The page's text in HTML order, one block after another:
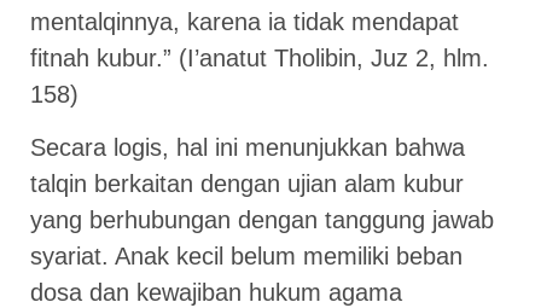
mentalqinnya, karena ia tidak mendapat
fitnah kubur.” (I’anatut Tholibin, Juz 2, hlm.
158)
Secara logis, hal ini menunjukkan bahwa
talqin berkaitan dengan ujian alam kubur
yang berhubungan dengan tanggung jawab
syariat. Anak kecil belum memiliki beban
dosa dan kewajiban hukum agama